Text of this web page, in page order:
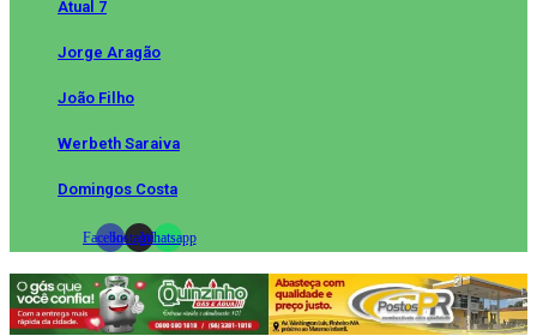
Atual 7
Jorge Aragão
João Filho
Werbeth Saraiva
Domingos Costa
FacebookInstagramWhatsapp